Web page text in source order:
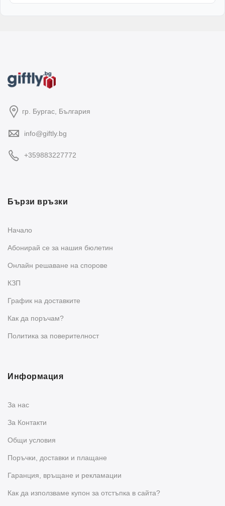
гр. Бургас, България
info@giftly.bg
+359883227772
Бързи връзки
Начало
Абонирай се за нашия бюлетин
Oнлайн решаване на спорове
КЗП
График на доставките
Как да поръчам?
Политика за поверителност
Информация
За нас
За Контакти
Общи условия
Поръчки, доставки и плащане
Гаранция, връщане и рекламации
Как да използваме купон за отстъпка в сайта?